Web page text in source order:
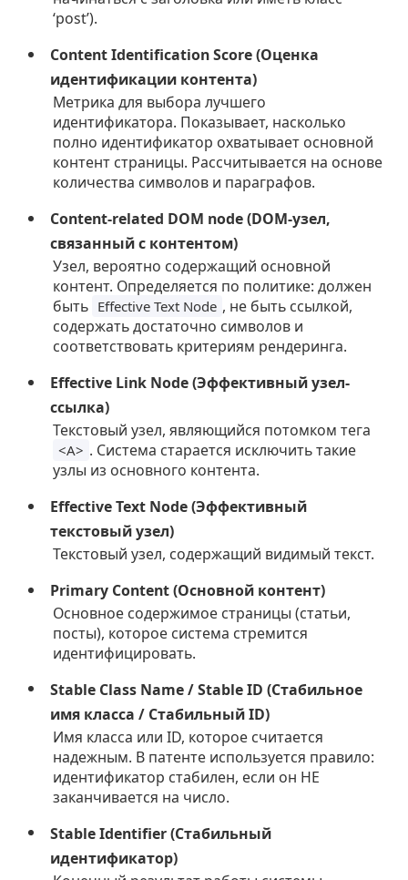
‘post’).
Content Identification Score (Оценка
идентификации контента)
Метрика для выбора лучшего
идентификатора. Показывает, насколько
полно идентификатор охватывает основной
контент страницы. Рассчитывается на основе
количества символов и параграфов.
Content-related DOM node (DOM-узел,
связанный с контентом)
Узел, вероятно содержащий основной
контент. Определяется по политике: должен
быть Effective Text Node , не быть ссылкой,
содержать достаточно символов и
соответствовать критериям рендеринга.
Effective Link Node (Эффективный узел-
ссылка)
Текстовый узел, являющийся потомком тега
<A> . Система старается исключить такие
узлы из основного контента.
Effective Text Node (Эффективный
текстовый узел)
Текстовый узел, содержащий видимый текст.
Primary Content (Основной контент)
Основное содержимое страницы (статьи,
посты), которое система стремится
идентифицировать.
Stable Class Name / Stable ID (Стабильное
имя класса / Стабильный ID)
Имя класса или ID, которое считается
надежным. В патенте используется правило:
идентификатор стабилен, если он НЕ
заканчивается на число.
Stable Identifier (Стабильный
идентификатор)